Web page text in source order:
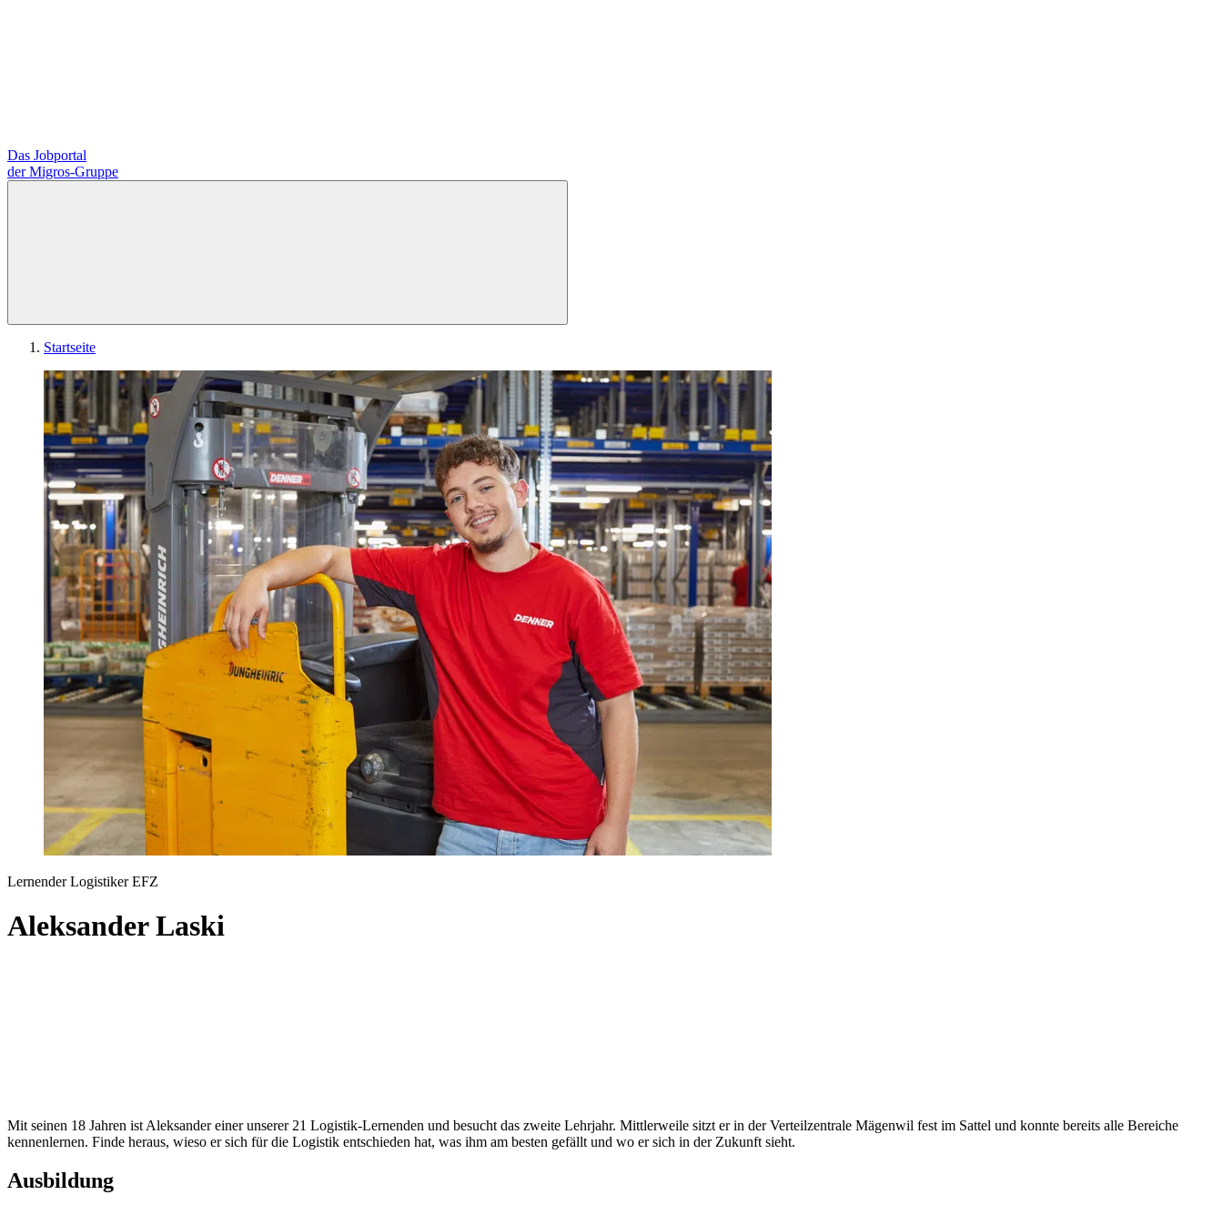
Das Jobportal
der Migros-Gruppe
Startseite
Lernender Logistiker EFZ
Aleksander Laski
Mit seinen 18 Jahren ist Aleksander einer unserer 21 Logistik-Lernenden und besucht das zweite Lehrjahr. Mittlerweile sitzt er in der Verteilzentrale Mägenwil fest im Sattel und konnte bereits alle Bereiche
kennenlernen. Finde heraus, wieso er sich für die Logistik entschieden hat, was ihm am besten gefällt und wo er sich in der Zukunft sieht.
Ausbildung